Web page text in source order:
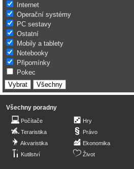
Internet
Operační systémy
PC sestavy
Ostatní
Mobily a tablety
Notebooky
Připomínky
Pokec
Všechny poradny
Počítače
Teraristika
Akvaristika
Kutilství
Hry
Právo
Ekonomika
Život